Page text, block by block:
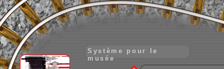
Système pour le
musée